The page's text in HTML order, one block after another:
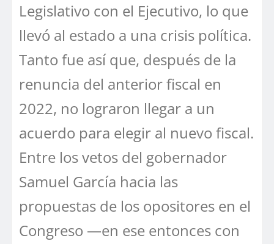
Legislativo con el Ejecutivo, lo que
llevó al estado a una crisis política.
Tanto fue así que, después de la
renuncia del anterior fiscal en
2022, no lograron llegar a un
acuerdo para elegir al nuevo fiscal.
Entre los vetos del gobernador
Samuel García hacia las
propuestas de los opositores en el
Congreso —en ese entonces con